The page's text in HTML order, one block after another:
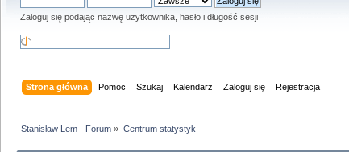
Zaloguj się podając nazwę użytkownika, hasło i długość sesji
Strona główna Pomoc Szukaj Kalendarz Zaloguj się Rejestracja
Stanisław Lem - Forum » Centrum statystyk